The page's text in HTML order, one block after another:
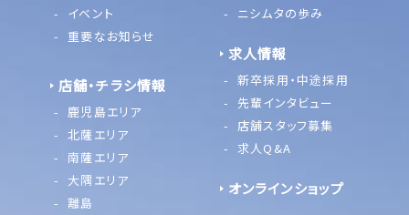
イベント
重要なお知らせ
店舗・チラシ情報
鹿児島エリア
北薩エリア
南薩エリア
大隅エリア
離島
ニシムタの歩み
求人情報
新卒採用・中途採用
先輩インタビュー
店舗スタッフ募集
求人Q&A
オンラインショップ